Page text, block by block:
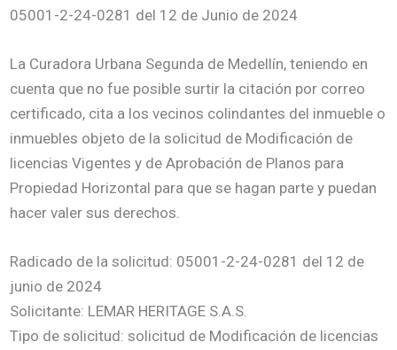
05001-2-24-0281 del 12 de Junio de 2024
La Curadora Urbana Segunda de Medellín, teniendo en
cuenta que no fue posible surtir la citación por correo
certificado, cita a los vecinos colindantes del inmueble o
inmuebles objeto de la solicitud de Modificación de
licencias Vigentes y de Aprobación de Planos para
Propiedad Horizontal para que se hagan parte y puedan
hacer valer sus derechos.
Radicado de la solicitud: 05001-2-24-0281 del 12 de
junio de 2024
Solicitante: LEMAR HERITAGE S.A.S.
Tipo de solicitud: solicitud de Modificación de licencias